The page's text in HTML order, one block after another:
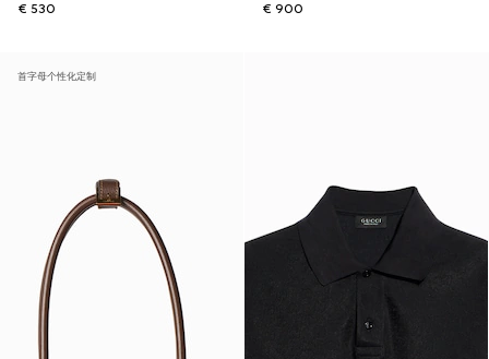
€ 530
€ 900
首字母个性化定制